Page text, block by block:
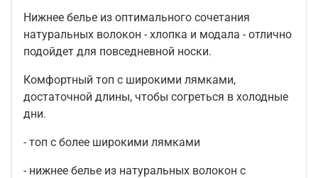
Нижнее белье из оптимального сочетания
натуральных волокон - хлопка и модала - отлично
подойдет для повседневной носки.
Комфортный топ с широкими лямками,
достаточной длины, чтобы согреться в холодные
дни.
- топ с более широкими лямками
- нижнее белье из натуральных волокон с